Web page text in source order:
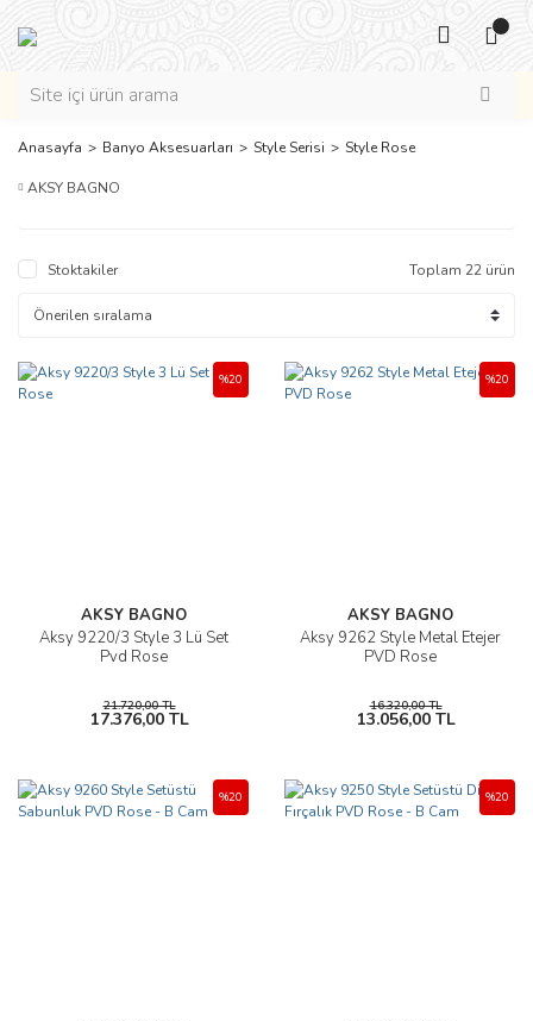
Anasayfa Banyo Aksesuarları Style Serisi Style Rose
AKSY BAGNO
Stoktakiler Toplam 22 ürün
AKSY BAGNO
Aksy 9220/3 Style 3 Lü Set
Pvd Rose
%20
21.720,00 TL
17.376,00 TL
AKSY BAGNO
Aksy 9262 Style Metal Etejer
PVD Rose
%20
16.320,00 TL
13.056,00 TL
%20 %20